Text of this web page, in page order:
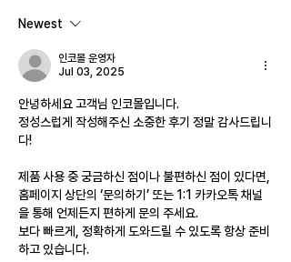
Newest
인코몰 운영자
Jul 03, 2025
안녕하세요 고객님 인코몰입니다.
정성스럽게 작성해주신 소중한 후기 정말 감사드립니
다!
제품 사용 중 궁금하신 점이나 불편하신 점이 있다면,
홈페이지 상단의 ‘문의하기’ 또는 1:1 카카오톡 채널
을 통해 언제든지 편하게 문의 주세요.
보다 빠르게, 정확하게 도와드릴 수 있도록 항상 준비
하고 있습니다.